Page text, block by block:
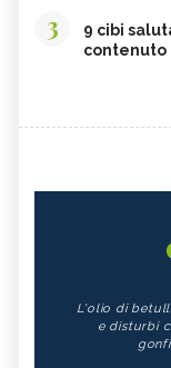
3
9 cibi
contenuto
L'olio di
e disturbi